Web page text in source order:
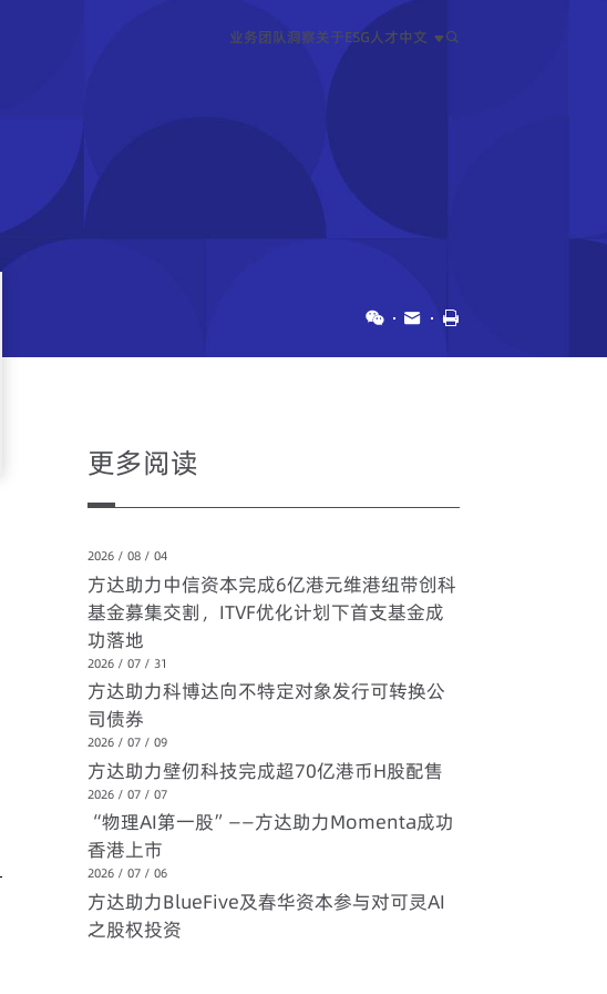
业务团队洞察关于ESG人才中文
更多阅读
2026 / 08 / 04
方达助力中信资本完成6亿港元维港纽带创科
基金募集交割，ITVF优化计划下首支基金成
功落地
2026 / 07 / 31
方达助力科博达向不特定对象发行可转换公
司债券
2026 / 07 / 09
方达助力壁仞科技完成超70亿港币H股配售
2026 / 07 / 07
“物理AI第一股”——方达助力Momenta成功
香港上市
2026 / 07 / 06
方达助力BlueFive及春华资本参与对可灵AI
之股权投资